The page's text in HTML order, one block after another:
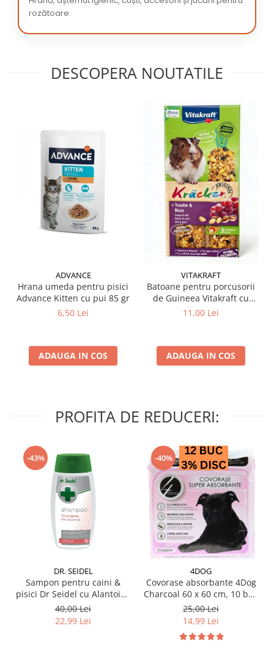
rozătoare.
DESCOPERA NOUTATILE
ADVANCE
Hrana umeda pentru pisici
Advance Kitten cu pui 85 gr
6,50 Lei
ADAUGA IN COS
VITAKRAFT
Batoane pentru porcusorii
de Guineea Vitakraft cu
struguri & nuci 2 buc
11,00 Lei
ADAUGA IN COS
PROFITA DE REDUCERI:
-43%
DR. SEIDEL
Sampon pentru caini &
pisici Dr Seidel cu Alantoina
220 ml
40,00 Lei
22,99 Lei
-40%
4DOG
Covorase absorbante 4Dog
Charcoal 60 x 60 cm, 10 buc
/ pachet
25,00 Lei
14,99 Lei